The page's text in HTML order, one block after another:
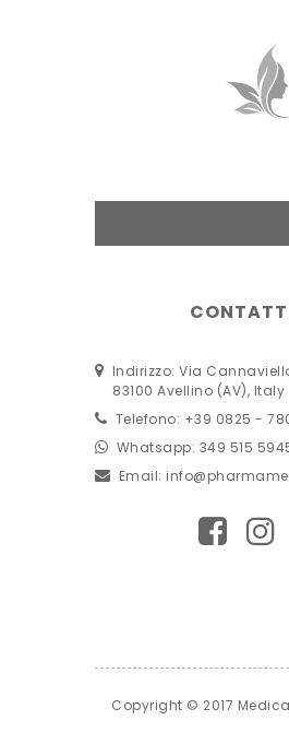
Indirizzo: Via
83100 Avellino (AV), Italy
Telefono: +39 0825 -
Whatsapp: 349 515
Email:
Copyright © 2017